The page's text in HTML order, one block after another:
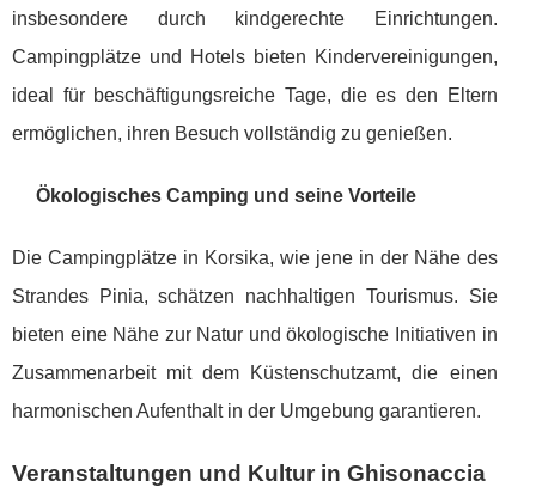
insbesondere durch kindgerechte Einrichtungen.
Campingplätze und Hotels bieten Kindervereinigungen,
ideal für beschäftigungsreiche Tage, die es den Eltern
ermöglichen, ihren Besuch vollständig zu genießen.
Ökologisches Camping und seine Vorteile
Die Campingplätze in Korsika, wie jene in der Nähe des
Strandes Pinia, schätzen nachhaltigen Tourismus. Sie
bieten eine Nähe zur Natur und ökologische Initiativen in
Zusammenarbeit mit dem Küstenschutzamt, die einen
harmonischen Aufenthalt in der Umgebung garantieren.
Veranstaltungen und Kultur in Ghisonaccia